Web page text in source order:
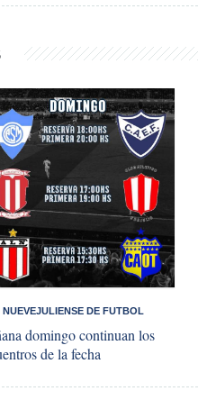
DE FUTBOL
domingo continuan los
de la fecha